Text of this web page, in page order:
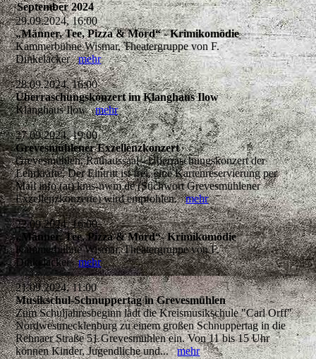
September 2024
29.09.2024, 16:00
„Männer, Tee, Pizza & Mord“ - Krimikomödie
Kammerbühne Wismar, Theatergruppe von F.
Dinkelackermehr
28.09.2024, 16:00
Überraschungskonzert im Klanghaus Ilow
Klanghaus Ilowmehr
27.09.2024, 19:00
Grevesmühlener Exzellenzkonzert
Grevesmühlen, Rathaussaal - Überraschungskonzert der
Lehrkräfte. Der Eintritt ist frei, eine Kartenreservierung per
Mail info (at) kms-nwm.de (Stichwort Grevesmühlener
Exzellenzkonzerte) wird empfohlen.mehr
22.09.2024, 16:00
„Männer, Tee, Pizza & Mord“- Krimikomödie
Kammerbühne Wismar, Theatergruppe von F.
Dinkelackermehr
21.09.2024, 11:00
Musikschul-Schnuppertag in Grevesmühlen
Zum Schuljahresbeginn lädt die Kreismusikschule "Carl Orff"
Nordwestmecklenburg zu einem großen Schnuppertag in die
Rehnaer Straße 51 Grevesmühlen ein. Von 11 bis 15 Uhr
können Kinder, Jugendliche und...mehr